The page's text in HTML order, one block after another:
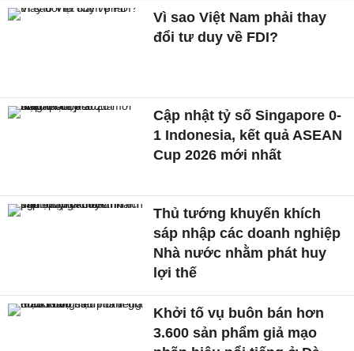
Vì sao Việt Nam phải thay
đổi tư duy về FDI?
Cập nhật tỷ số Singapore 0-
1 Indonesia, kết quả ASEAN
Cup 2026 mới nhất
Thủ tướng khuyến khích
sáp nhập các doanh nghiệp
Nhà nước nhằm phát huy
lợi thế
Khởi tố vụ buôn bán hơn
3.600 sản phẩm giả mạo